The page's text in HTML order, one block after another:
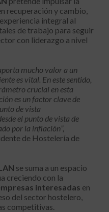
recuperación y cambio,
integral al
de trabajo para seguir
con liderazgo a nivel
mucho valor a un
es vital. En este sentido,
crucial en esta
es un factor clave de
de vista
el punto de vista de
por la inflación”,
de Hostelería de
se suma a un espacio
creciendo con la
interesadas en
del sector hostelero,
competitivas.